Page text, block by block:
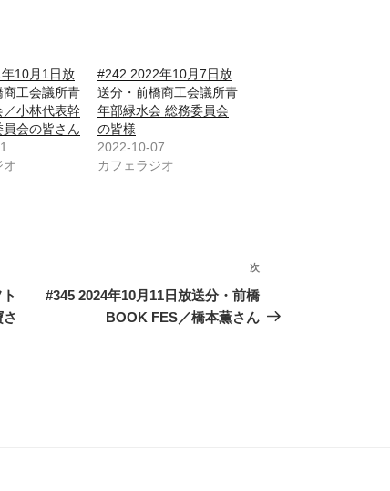
10月1日放
商工会議所青
／小林代表幹
会の皆さん
オ
#242 2022年10月7日放
送分・前橋商工会議所青
年部緑水会 総務委員会
の皆様
2022-10-07
カフェラジオ
次
の
投
次
#345 2024年10月11日放送分・前橋
BOOK FES／橋本薫さん